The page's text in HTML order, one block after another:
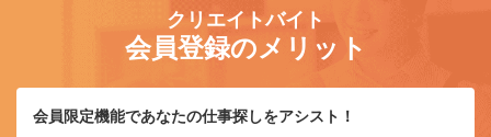
クリエイトバイト
会員登録のメリット
会員限定機能であなたの仕事探しをアシスト！